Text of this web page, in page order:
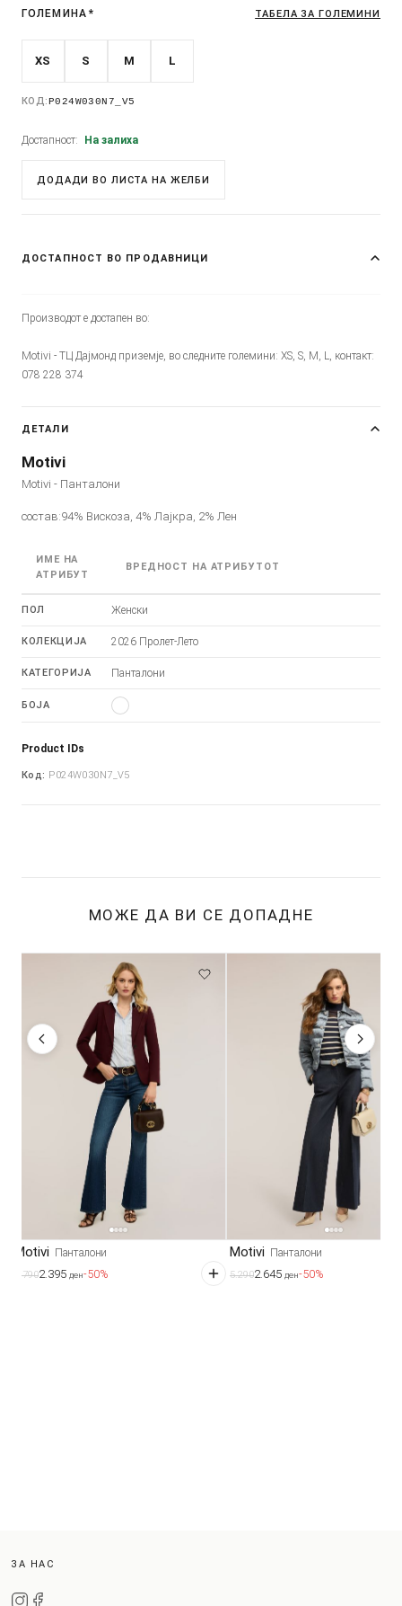
ГОЛЕМИНА * ТАБЕЛА ЗА ГОЛЕМИНИ
XS S M L
КОД: P024W030N7_V5
Достапност: На залиха
ДОДАДИ ВО ЛИСТА НА ЖЕЛБИ
ДОСТАПНОСТ ВО ПРОДАВНИЦИ
Производот е достапен во:
Motivi - ТЦ Дајмонд приземје, во следните големини: XS, S, M, L, контакт:
078 228 374
ДЕТАЛИ
Motivi
Motivi - Панталони
состав:94% Вискоза, 4% Лајкра, 2% Лен
ИМЕ НА
АТРИБУТ
ВРЕДНОСТ НА АТРИБУТОТ
ПОЛ Женски
КОЛЕКЦИЈА 2026 Пролет-Лето
КАТЕГОРИЈА Панталони
БОЈА
Product IDs
Код: P024W030N7_V5
МОЖЕ ДА ВИ СЕ ДОПАДНЕ
Motivi Панталони
4.7902.395 ден-50%
Motivi Панталони
5.2902.645 ден-50%
ЗА НАС